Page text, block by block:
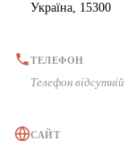
Тексти
Публікації
Україна, 15300
ТЕЛЕФОН
Телефон відсутній
САЙТ